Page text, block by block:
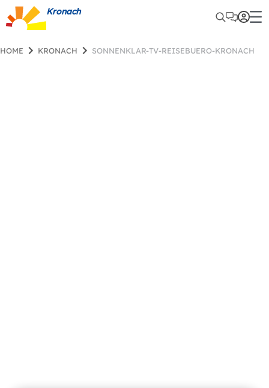
Kronach
HOME KRONACH SONNENKLAR-TV-REISEBUERO-KRONACH